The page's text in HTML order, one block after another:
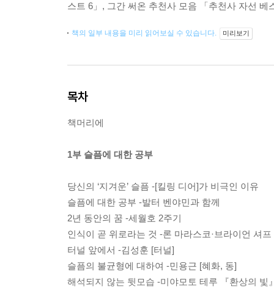
스트 6」, 그간 써온 추천사 모음 「추천사 자선
책의 일부 내용을 미리 읽어보실 수 있습니다. 미리보기
목차
책머리에
1부 슬픔에 대한 공부
당신의 ‘지겨운’ 슬픔 -[킬링 디어]가 비극인 이유
슬픔에 대한 공부 -발터 벤야민과 함께
2년 동안의 꿈 -세월호 2주기
인식이 곧 위로라는 것 -론 마라스코·브라이언 셔
터널 앞에서 -김성훈 [터널]
슬픔의 불균형에 대하여 -민용근 [혜화, 동]
해석되지 않는 뒷모습 -미야모토 테루 『환상의 빛